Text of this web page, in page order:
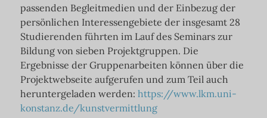
passenden Begleitmedien und der Einbezug der
persönlichen Interessengebiete der insgesamt 28
Studierenden führten im Lauf des Seminars zur
Bildung von sieben Projektgruppen. Die
Ergebnisse der Gruppenarbeiten können über die
Projektwebseite aufgerufen und zum Teil auch
heruntergeladen werden: https://www.lkm.uni-
konstanz.de/kunstvermittlung